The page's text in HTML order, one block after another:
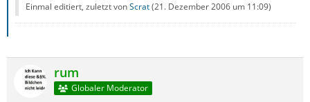
Einmal editiert, zuletzt vonScrat(21. Dezember 2006 um 11:09)
rum
Globaler Moderator